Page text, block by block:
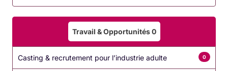
Travail & Opportunités0
Casting & recrutement pour l’industrie adulte 0